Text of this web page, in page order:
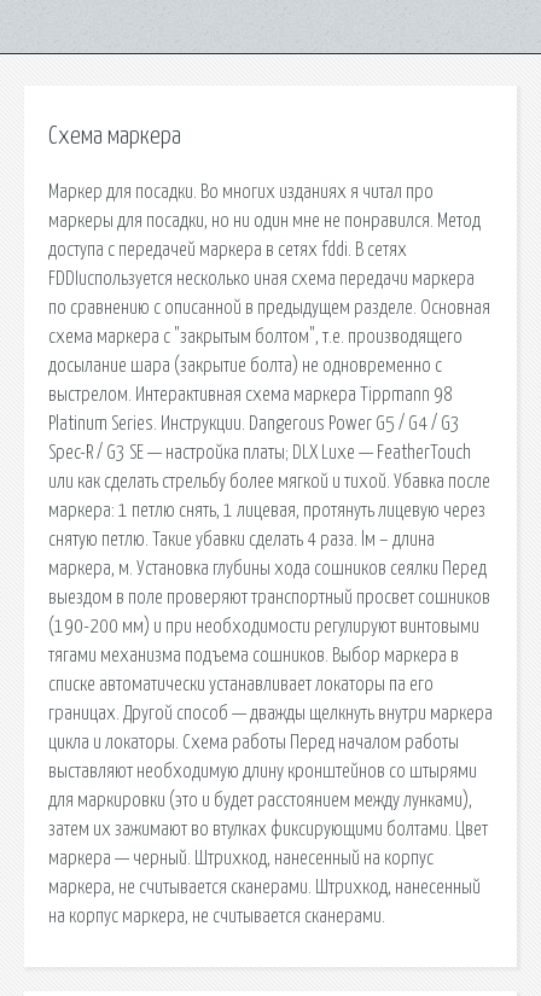
Схема маркера
Маркер для посадки. Во многих изданиях я читал про
маркеры для посадки, но ни один мне не понравился. Метод
доступа с передачей маркера в сетях fddi. В сетях
FDDIиспользуется несколько иная схема передачи маркера
по сравнению с описанной в предыдущем разделе. Основная
схема маркера с "закрытым болтом", т.е. производящего
досылание шара (закрытие болта) не одновременно с
выстрелом. Интерактивная схема маркера Tippmann 98
Platinum Series. Инструкции. Dangerous Power G5 / G4 / G3
Spec-R / G3 SE — настройка платы; DLX Luxe — FeatherTouch
или как сделать стрельбу более мягкой и тихой. Убавка после
маркера: 1 петлю снять, 1 лицевая, протянуть лицевую через
снятую петлю. Такие убавки сделать 4 раза. lм – длина
маркера, м. Установка глубины хода сошников сеялки Перед
выездом в поле проверяют транспортный просвет сошников
(190-200 мм) и при необходимости регулируют винтовыми
тягами механизма подъема сошников. Выбор маркера в
списке автоматически устанавливает локаторы па его
границах. Другой способ — дважды щелкнуть внутри маркера
цикла и локаторы. Схема работы Перед началом работы
выставляют необходимую длину кронштейнов со штырями
для маркировки (это и будет расстоянием между лунками),
затем их зажимают во втулках фиксирующими болтами. Цвет
маркера — черный. Штрихкод, нанесенный на корпус
маркера, не считывается сканерами. Штрихкод, нанесенный
на корпус маркера, не считывается сканерами.